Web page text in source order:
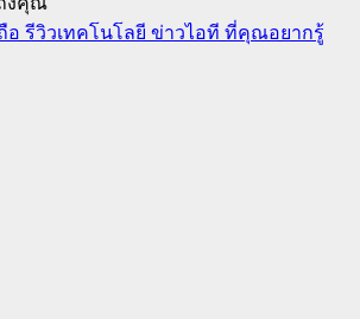
อ รีวิวเทคโนโลยี ข่าวไอที ที่คุณอยากรู้